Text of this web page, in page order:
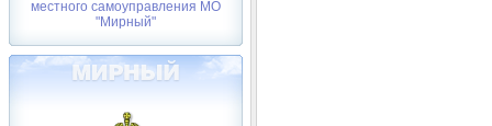
местного самоуправления МО
"Мирный"